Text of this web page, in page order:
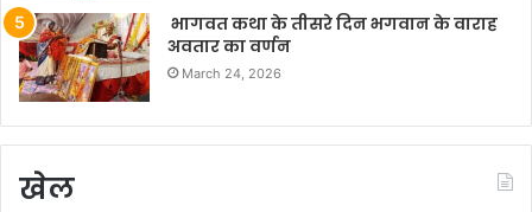
भागवत कथा के तीसरे दिन भगवान के वाराह
अवतार का वर्णन
March 24, 2026
खेल